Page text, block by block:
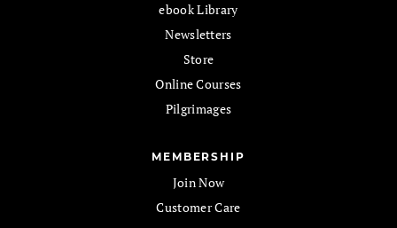
ebook Library
Newsletters
Store
Online Courses
Pilgrimages
MEMBERSHIP
Join Now
Customer Care